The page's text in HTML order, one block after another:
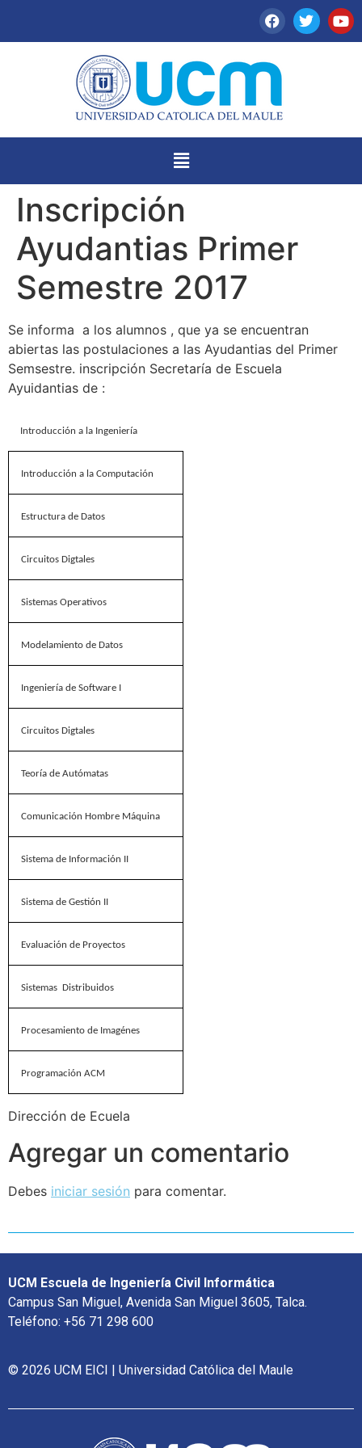
Inscripción
Ayudantias Primer
Semestre 2017
Se informa a los alumnos , que ya se encuentran
abiertas las postulaciones a las Ayudantias del Primer
Semsestre. inscripción Secretaría de Escuela
Ayuidantias de :
Introducción a la Ingeniería
Introducción a la Computación
Estructura de Datos
Circuitos Digtales
Sistemas Operativos
Modelamiento de Datos
Ingeniería de Software I
Circuitos Digtales
Teoría de Autómatas
Comunicación Hombre Máquina
Sistema de Información II
Sistema de Gestión II
Evaluación de Proyectos
Sistemas Distribuidos
Procesamiento de Imagénes
Programación ACM
Dirección de Ecuela
Agregar un comentario
Debes iniciar sesión para comentar.
UCM Escuela de Ingeniería Civil Informática
Campus San Miguel, Avenida San Miguel 3605, Talca.
Teléfono: +56 71 298 600
© 2026 UCM EICI | Universidad Católica del Maule